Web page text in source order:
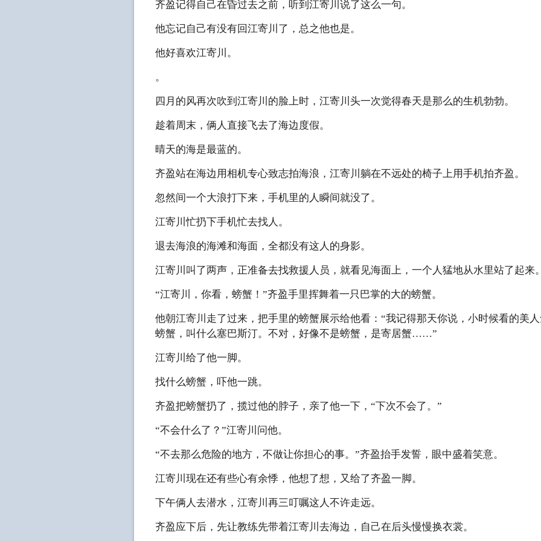
齐盈记得自己在昏过去之前，听到江寄川说了这么一句。
他忘记自己有没有回江寄川了，总之他也是。
他好喜欢江寄川。
。
四月的风再次吹到江寄川的脸上时，江寄川头一次觉得春天是那么的生机勃勃。
趁着周末，俩人直接飞去了海边度假。
晴天的海是最蓝的。
齐盈站在海边用相机专心致志拍海浪，江寄川躺在不远处的椅子上用手机拍齐盈。
忽然间一个大浪打下来，手机里的人瞬间就没了。
江寄川忙扔下手机忙去找人。
退去海浪的海滩和海面，全都没有这人的身影。
江寄川叫了两声，正准备去找救援人员，就看见海面上，一个人猛地从水里站了起来
“江寄川，你看，螃蟹！”齐盈手里挥舞着一只巴掌的大的螃蟹。
他朝江寄川走了过来，把手里的螃蟹展示给他看：“我记得那天你说，小时候看的美
螃蟹，叫什么塞巴斯汀。不对，好像不是螃蟹，是寄居蟹……”
江寄川给了他一脚。
找什么螃蟹，吓他一跳。
齐盈把螃蟹扔了，揽过他的脖子，亲了他一下，“下次不会了。”
“不会什么了？”江寄川问他。
“不去那么危险的地方，不做让你担心的事。”齐盈抬手发誓，眼中盛着笑意。
江寄川现在还有些心有余悸，他想了想，又给了齐盈一脚。
下午俩人去潜水，江寄川再三叮嘱这人不许走远。
齐盈应下后，先让教练先带着江寄川去海边，自己在后头慢慢换衣裳。